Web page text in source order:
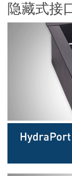
隐藏式接